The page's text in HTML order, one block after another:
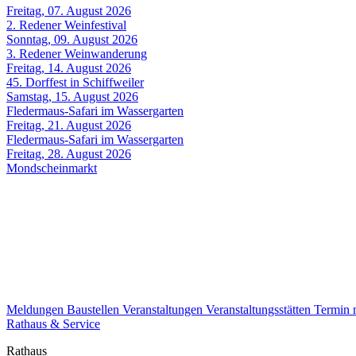
Freitag, 07. August 2026
2. Redener Weinfestival
Sonntag, 09. August 2026
3. Redener Weinwanderung
Freitag, 14. August 2026
45. Dorffest in Schiffweiler
Samstag, 15. August 2026
Fledermaus-Safari im Wassergarten
Freitag, 21. August 2026
Fledermaus-Safari im Wassergarten
Freitag, 28. August 2026
Mondscheinmarkt
Meldungen Baustellen Veranstaltungen Veranstaltungsstätten Termin
Rathaus & Service
Rathaus